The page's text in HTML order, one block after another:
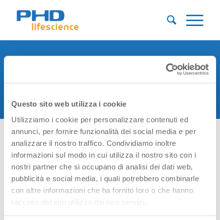
Questo sito web utilizza i cookie
Utilizziamo i cookie per personalizzare contenuti ed
annunci, per fornire funzionalità dei social media e per
analizzare il nostro traffico. Condividiamo inoltre
informazioni sul modo in cui utilizza il nostro sito con i
nostri partner che si occupano di analisi dei dati web,
pubblicità e social media, i quali potrebbero combinarle
con altre informazioni che ha fornito loro o che hanno
raccolto dal suo utilizzo dei loro servizi.
PRIVACY POLICY
myMGverse
Scarica informativa privacy e consenso
paziente PSP myMGverse